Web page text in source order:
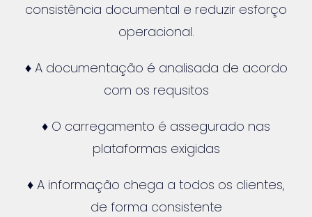
consistência documental e reduzir esforço
operacional.
♦ A documentação é analisada de acordo
com os requsitos
♦ O carregamento é assegurado nas
plataformas exigidas
♦ A informação chega a todos os clientes,
de forma consistente